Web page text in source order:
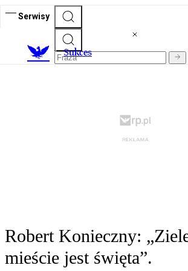
Serwisy
Sukces
Robert Konieczny:
mieście jest święta”.